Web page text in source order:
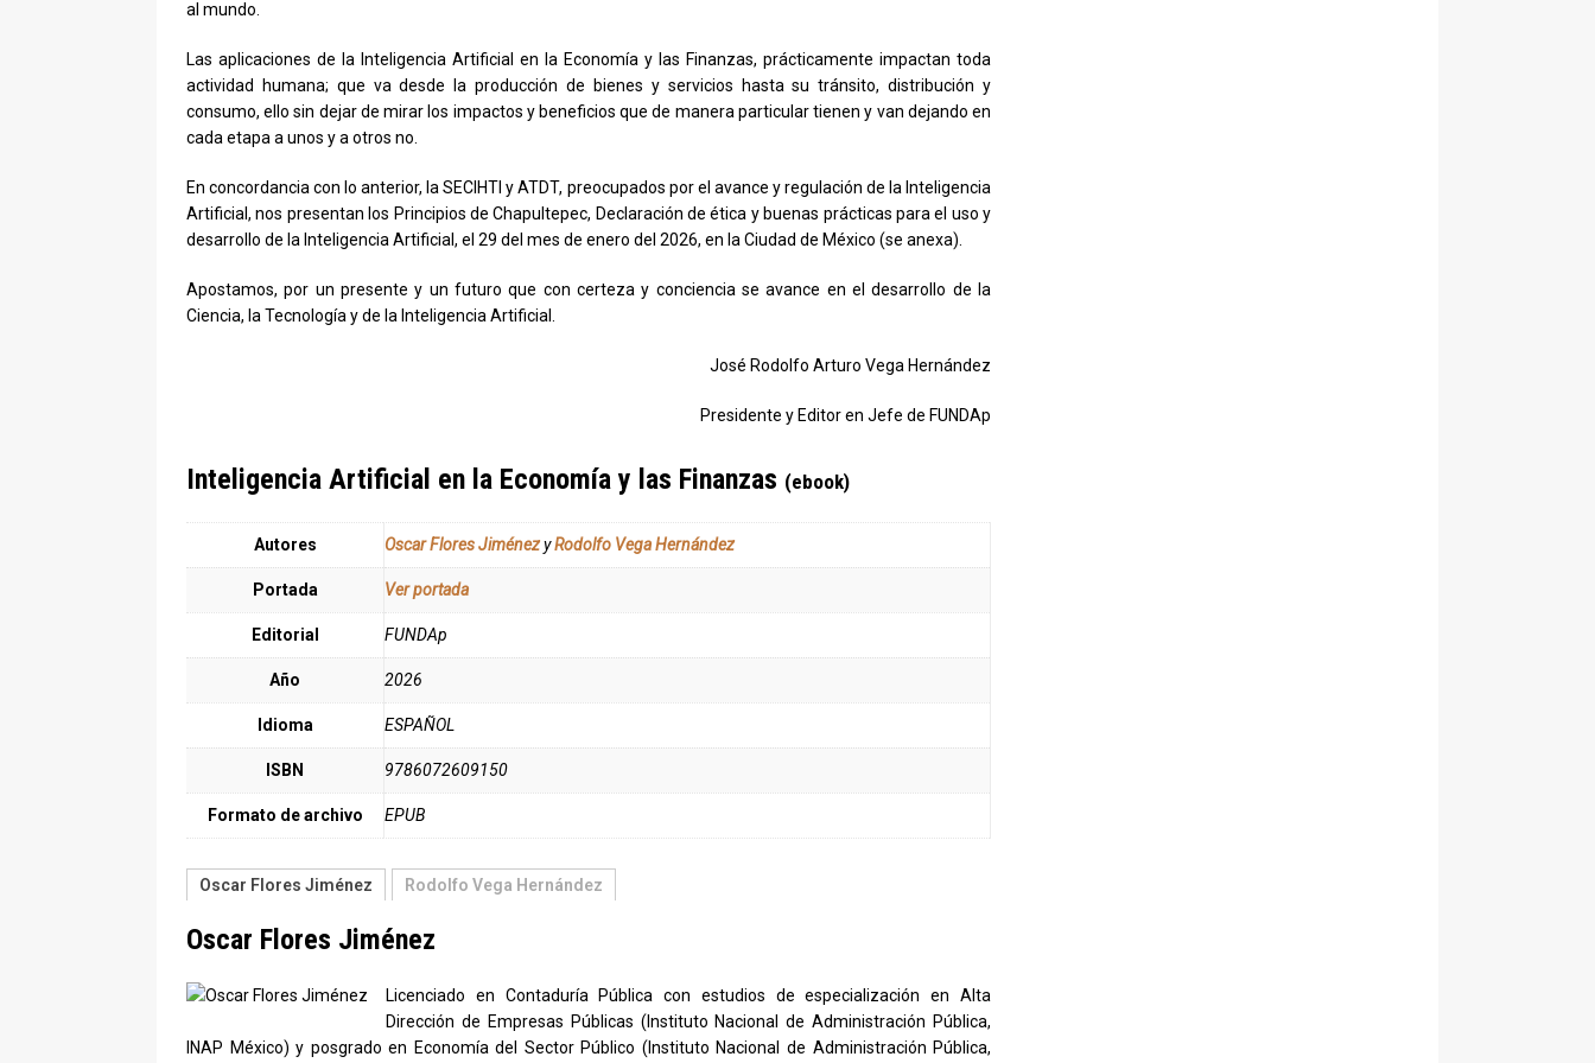
al mundo.
Las aplicaciones de la Inteligencia Artificial en la Economía y las Finanzas, prácticamente impactan toda
actividad humana; que va desde la producción de bienes y servicios hasta su tránsito, distribución y
consumo, ello sin dejar de mirar los impactos y beneficios que de manera particular tienen y van dejando en
cada etapa a unos y a otros no.
En concordancia con lo anterior, la SECIHTI y ATDT, preocupados por el avance y regulación de la Inteligencia
Artificial, nos presentan los Principios de Chapultepec, Declaración de ética y buenas prácticas para el uso y
desarrollo de la Inteligencia Artificial, el 29 del mes de enero del 2026, en la Ciudad de México (se anexa).
Apostamos, por un presente y un futuro que con certeza y conciencia se avance en el desarrollo de la
Ciencia, la Tecnología y de la Inteligencia Artificial.
José Rodolfo Arturo Vega Hernández
Presidente y Editor en Jefe de FUNDAp
Inteligencia Artificial en la Economía y las Finanzas (ebook)
Autores Oscar Flores JiménezyRodolfo Vega Hernández
Portada Ver portada
Editorial FUNDAp
Año 2026
Idioma ESPAÑOL
ISBN 9786072609150
Formato de archivo EPUB
Oscar Flores Jiménez Rodolfo Vega Hernández
Oscar Flores Jiménez
Licenciado en Contaduría Pública con estudios de especialización en Alta
Dirección de Empresas Públicas (Instituto Nacional de Administración Pública,
INAP México) y posgrado en Economía del Sector Público (Instituto Nacional de Administración Pública,